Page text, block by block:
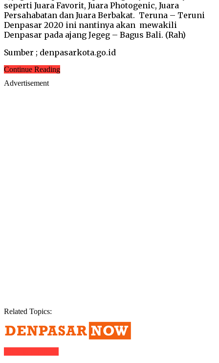
seperti Juara Favorit, Juara Photogenic, Juara
Persahabatan dan Juara Berbakat. Teruna – Teruni
Denpasar 2020 ini nantinya akan mewakili
Denpasar pada ajang Jegeg – Bagus Bali. (Rah)
Sumber ; denpasarkota.go.id
Continue Reading
Advertisement
Related Topics: